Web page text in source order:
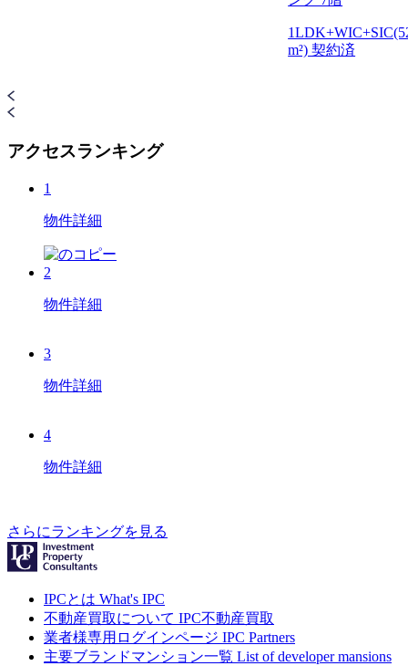
m²) 契約済
アクセスランキング
1
物件詳細
2
物件詳細
3
物件詳細
4
物件詳細
さらにランキングを見る
IPCとは What's IPC
不動産買取について IPC不動産買取
業者様専用ログインページ IPC Partners
主要ブランドマンション一覧 List of developer mansions